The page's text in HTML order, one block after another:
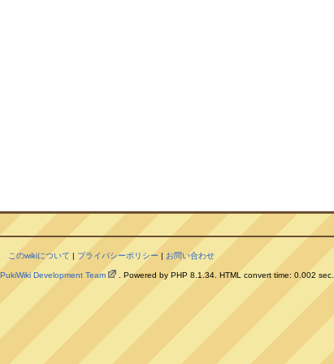
このwikiについて | プライバシーポリシー | お問い合わせ
PukiWiki Development Team . Powered by PHP 8.1.34. HTML convert time: 0.002 sec.